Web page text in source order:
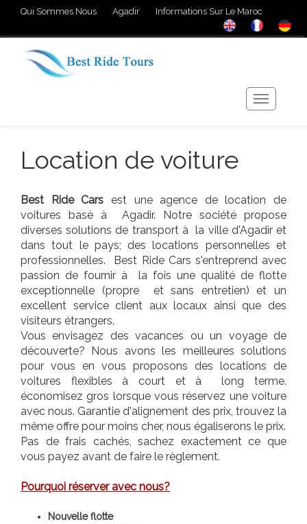
Qui Sommes Nous Agadir Informations Sur Le Maroc
Location de voiture
Best Ride Cars est une agence de location de
voitures basé à Agadir. Notre société propose
diverses solutions de transport à la ville d'Agadir et
dans tout le pays; des locations personnelles et
professionnelles. Best Ride Cars s'entreprend avec
passion de fournir à la fois une qualité de flotte
exceptionnelle (propre et sans entretien) et un
excellent service client aux locaux ainsi que des
visiteurs étrangers.
Vous envisagez des vacances ou un voyage de
découverte? Nous avons les meilleures solutions
pour vous en vous proposons des locations de
voitures flexibles à court et à long terme.
économisez gros lorsque vous réservez une voiture
avec nous. Garantie d'alignement des prix, trouvez la
même offre pour moins cher, nous égaliserons le prix.
Pas de frais cachés, sachez exactement ce que
vous payez avant de faire le règlement.
Pourquoi réserver avec nous?
Nouvelle flotte